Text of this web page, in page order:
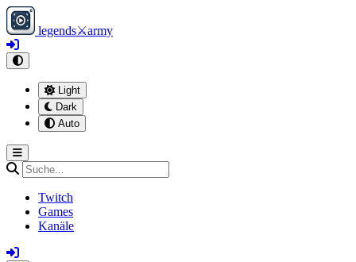
legends⚔army
Light
Dark
Auto
Twitch
Games
Kanäle